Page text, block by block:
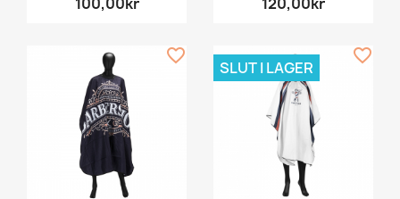
100,00kr 120,00kr
favorite_border
SLUT I LAGER
favorite_border